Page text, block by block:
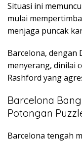
Situasi ini
mulai
menjaga puncak
Barcelona, dengan
menyerang, dinilai
Rashford yang
Barcelona
Potongan
Barcelona tengah